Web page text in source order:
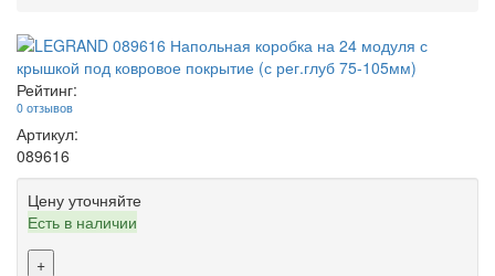
Рейтинг:
0 отзывов
Артикул:
089616
Цену уточняйте
Есть в наличии
+